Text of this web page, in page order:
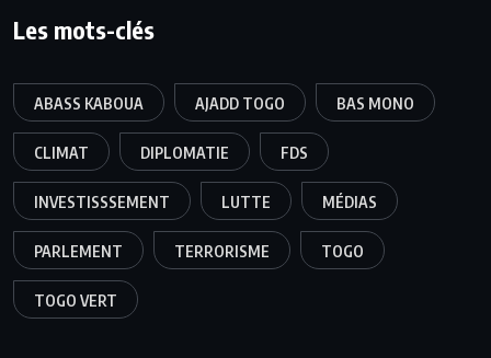
Les mots-clés
ABASS KABOUA AJADD TOGO BAS MONO
CLIMAT DIPLOMATIE FDS
INVESTISSSEMENT LUTTE MÉDIAS
PARLEMENT TERRORISME TOGO
TOGO VERT